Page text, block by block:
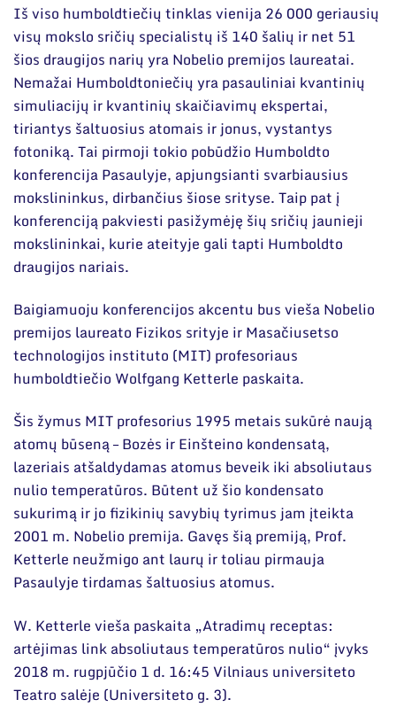
Iš viso humboldtiečių tinklas vienija 26 000 geriausių
visų mokslo sričių specialistų iš 140 šalių ir net 51
šios draugijos narių yra Nobelio premijos laureatai.
Nemažai Humboldtoniečių yra pasauliniai kvantinių
simuliacijų ir kvantinių skaičiavimų ekspertai,
tiriantys šaltuosius atomais ir jonus, vystantys
fotoniką. Tai pirmoji tokio pobūdžio Humboldto
konferencija Pasaulyje, apjungsianti svarbiausius
mokslininkus, dirbančius šiose srityse. Taip pat į
konferenciją pakviesti pasižymėję šių sričių jaunieji
mokslininkai, kurie ateityje gali tapti Humboldto
draugijos nariais.
Baigiamuoju konferencijos akcentu bus vieša Nobelio
premijos laureato Fizikos srityje ir Masačiusetso
technologijos instituto (MIT) profesoriaus
humboldtiečio Wolfgang Ketterle paskaita.
Šis žymus MIT profesorius 1995 metais sukūrė naują
atomų būseną – Bozės ir Einšteino kondensatą,
lazeriais atšaldydamas atomus beveik iki absoliutaus
nulio temperatūros. Būtent už šio kondensato
sukurimą ir jo fizikinių savybių tyrimus jam įteikta
2001 m. Nobelio premija. Gavęs šią premiją, Prof.
Ketterle neužmigo ant laurų ir toliau pirmauja
Pasaulyje tirdamas šaltuosius atomus.
W. Ketterle vieša paskaita „Atradimų receptas:
artėjimas link absoliutaus temperatūros nulio“ įvyks
2018 m. rugpjūčio 1 d. 16:45 Vilniaus universiteto
Teatro salėje (Universiteto g. 3).